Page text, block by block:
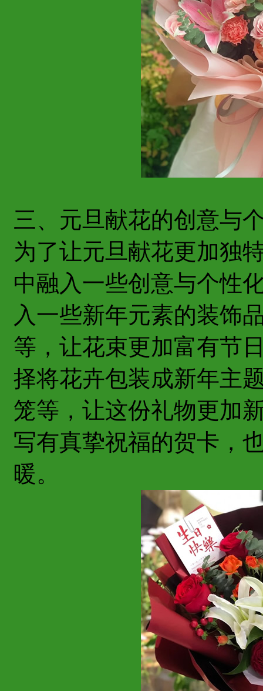
三、元旦献花的创意与
为了让元旦献花更加独
中融入一些创意与个性
入一些新年元素的装饰
等，让花束更加富有节
择将花卉包装成新年主
笼等，让这份礼物更加
写有真挚祝福的贺卡，
暖。